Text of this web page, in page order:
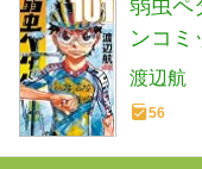
弱虫ペ
ンコミ
渡辺航
56